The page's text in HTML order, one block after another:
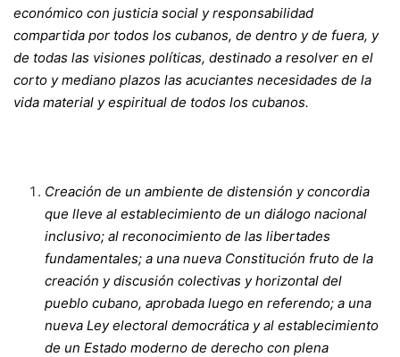
económico con justicia social y responsabilidad
compartida por todos los cubanos, de dentro y de fuera, y
de todas las visiones políticas, destinado a resolver en el
corto y mediano plazos las acuciantes necesidades de la
vida material y espiritual de todos los cubanos.
Creación de un ambiente de distensión y concordia
que lleve al establecimiento de un diálogo nacional
inclusivo; al reconocimiento de las libertades
fundamentales; a una nueva Constitución fruto de la
creación y discusión colectivas y horizontal del
pueblo cubano, aprobada luego en referendo; a una
nueva Ley electoral democrática y al establecimiento
de un Estado moderno de derecho con plena